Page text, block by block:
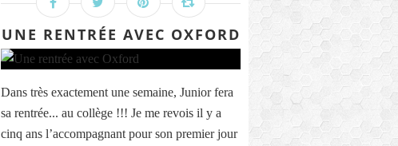
UNE RENTRÉE AVEC OXFORD
Dans très exactement une semaine, Junior fera
sa rentrée... au collège !!! Je me revois il y a
cinq ans l’accompagnant pour son premier jour